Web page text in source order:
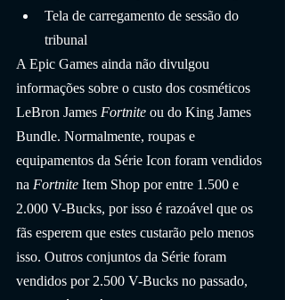
Tela de carregamento de sessão do
tribunal
A Epic Games ainda não divulgou
informações sobre o custo dos cosméticos
LeBron James Fortnite ou do King James
Bundle. Normalmente, roupas e
equipamentos da Série Icon foram vendidos
na Fortnite Item Shop por entre 1.500 e
2.000 V-Bucks, por isso é razoável que os
fãs esperem que estes custarão pelo menos
isso. Outros conjuntos da Série foram
vendidos por 2.500 V-Bucks no passado,